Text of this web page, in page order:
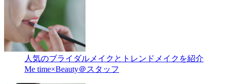
人気のブライダルメイクとトレンドメイクを紹介
Me time×Beauty＠スタッフ